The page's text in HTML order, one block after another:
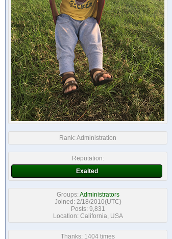
Rank:Administration
Reputation:
Exalted
Groups:Administrators
Joined: 2/18/2010(UTC)
Posts: 9,831
Location: California, USA
Thanks: 1404 times